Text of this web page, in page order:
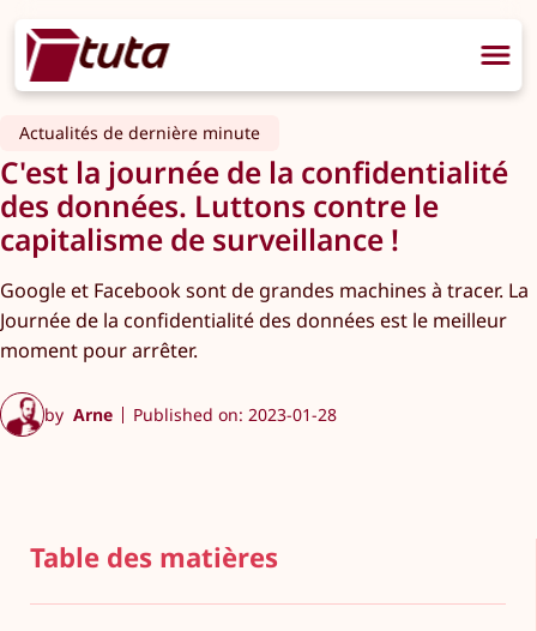
Actualités de dernière minute
C'est la journée de la confidentialité
des données. Luttons contre le
capitalisme de surveillance !
Google et Facebook sont de grandes machines à tracer. La
Journée de la confidentialité des données est le meilleur
moment pour arrêter.
by Arne Published on: 2023-01-28
Table des matières